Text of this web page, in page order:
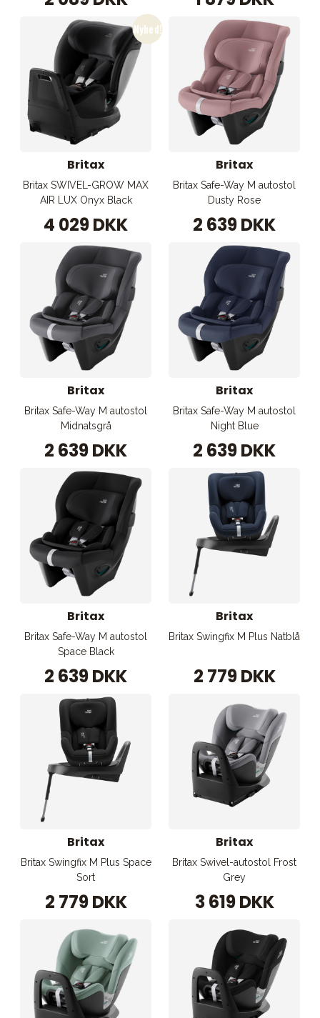
Britax
Britax SWIVEL-GROW MAX
AIR LUX Onyx Black
4 029 DKK
Britax
Britax Safe-Way M autostol
Dusty Rose
2 639 DKK
Britax
Britax Safe-Way M autostol
Midnatsgrå
2 639 DKK
Britax
Britax Safe-Way M autostol
Night Blue
2 639 DKK
Britax
Britax Safe-Way M autostol
Space Black
2 639 DKK
Britax
Britax Swingfix M Plus Natblå
2 779 DKK
Britax
Britax Swingfix M Plus Space
Sort
2 779 DKK
Britax
Britax Swivel-autostol Frost
Grey
3 619 DKK